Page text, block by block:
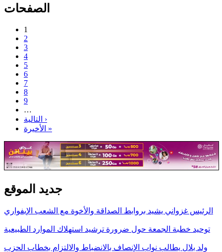
الصفحات
1
2
3
4
5
6
7
8
9
…
التالية ›
الأخيرة »
جديد الموقع
الرئيس غزواني يشيد بروابط الصداقة والأخوة مع الشعب الإيفواري
توحيد خطبة الجمعة حول ضرورة ترشيد استهلاك الموارد الطبيعية
ولد بلال يطالب نواب الإنصاف بالانضباط والالتزام بخطاب الحزب